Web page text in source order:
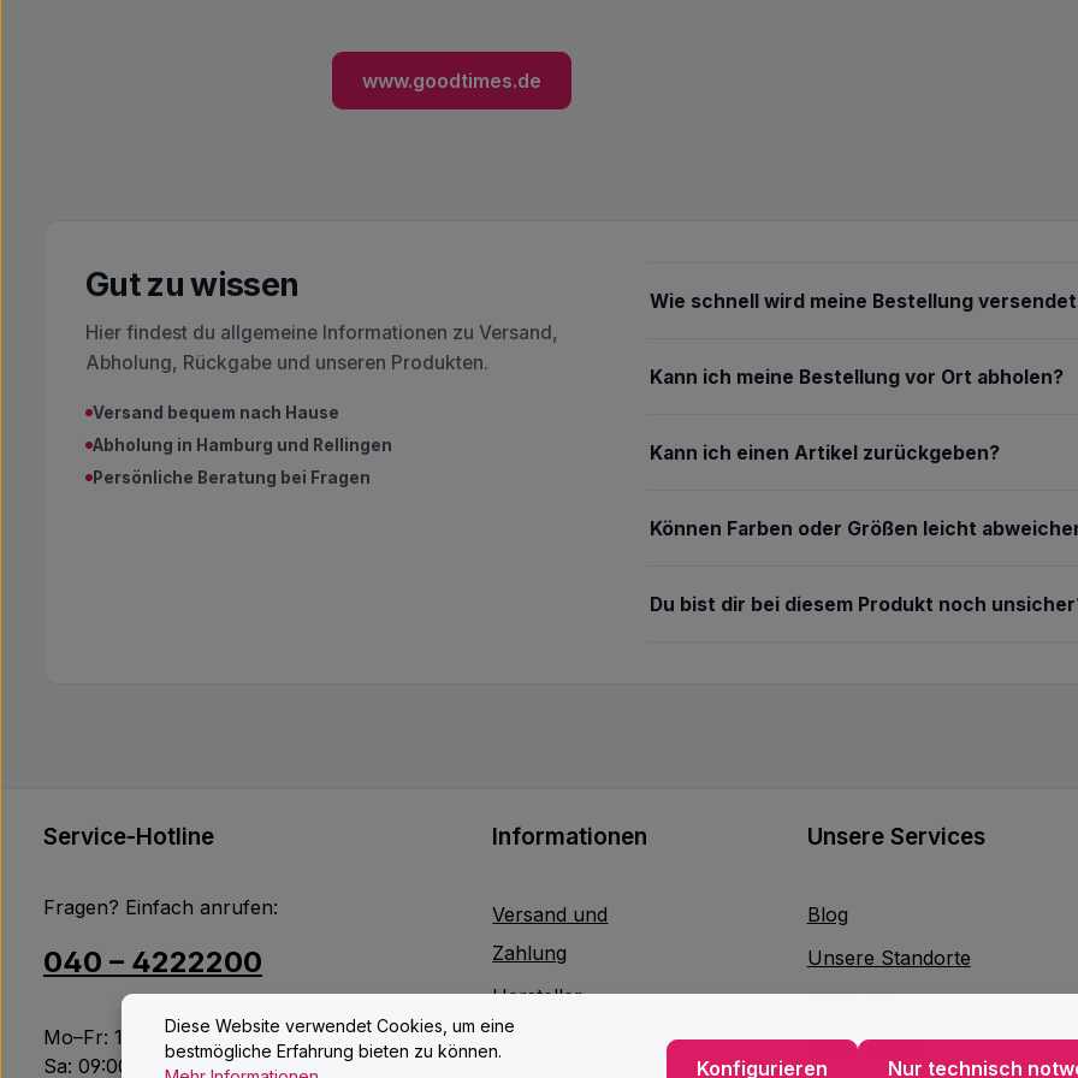
www.goodtimes.de
Gut zu wissen
Hier findest du allgemeine Informationen zu Versand,
Abholung, Rückgabe und unseren Produkten.
Versand bequem nach Hause
Abholung in Hamburg und Rellingen
Persönliche Beratung bei Fragen
Wie schnell wird meine Bestellung
Kann ich meine Bestellung vor Ort abholen?
Kann ich einen Artikel zurückgeben?
Können Farben oder Größen leicht
Du bist dir bei diesem Produkt noch
Service-Hotline
Fragen? Einfach anrufen:
040 – 4222200
Mo–Fr: 10:00 – 18:00 Uhr
Sa: 09:00 – 14:00 Uhr
Informationen
Versand und
Zahlung
Hersteller
Jobs
Unsere Services
Blog
Unsere Standorte
Beratung
Lieferservice
Diese Website verwendet Cookies, um eine
bestmögliche Erfahrung bieten zu können.
Nur technisch
Konfigurieren